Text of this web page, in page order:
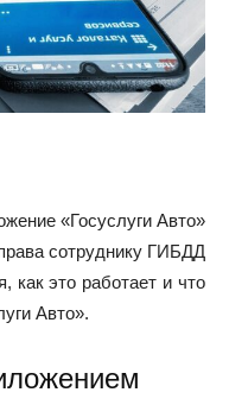
«Госуслуги Авто»
сотруднику ГИБДД
как это работает и что
Авто».